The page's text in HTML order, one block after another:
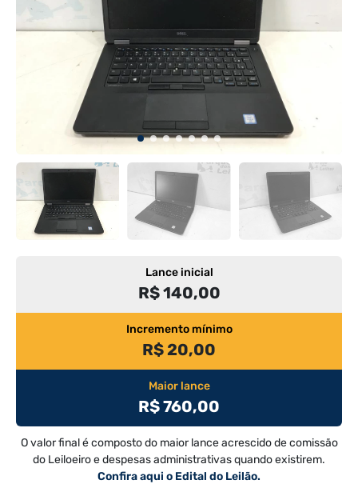
Lance inicial
R$ 140,00
Incremento mínimo
R$ 20,00
Maior lance
R$ 760,00
O valor final é composto do maior lance acrescido de comissão
do Leiloeiro e despesas administrativas quando existirem.
Confira aqui o Edital do Leilão.